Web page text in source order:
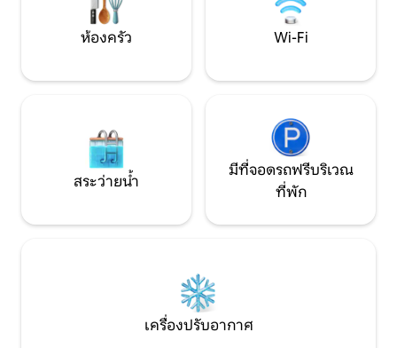
ห้องครัว Wi-Fi
สระว่ายน้ำ
มีที่จอดรถฟรีบริเวณ
ที่พัก
เครื่องปรับอากาศ